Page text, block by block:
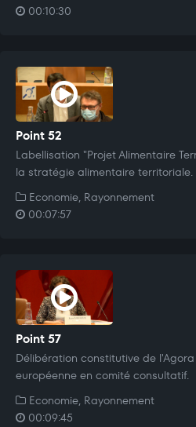
00:10:30
Point 52
Labellisation "Projet Alimentaire
la stratégie alimentaire territoriale.
Economie, Rayonnement
00:07:57
Point 57
Délibération constitutive de
européenne en comité consultatif.
Economie, Rayonnement
00:09:45